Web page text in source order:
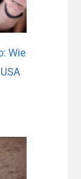
Wie